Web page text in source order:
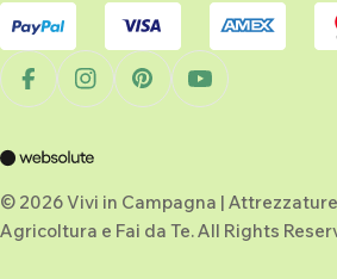
e
s
e
r
e
g
i
Metodi
di
pagamento
FacebookInstagramPinterestYouTube
© 2026 Vivi in Campagna |
Agricoltura e Fai da Te. All Rights